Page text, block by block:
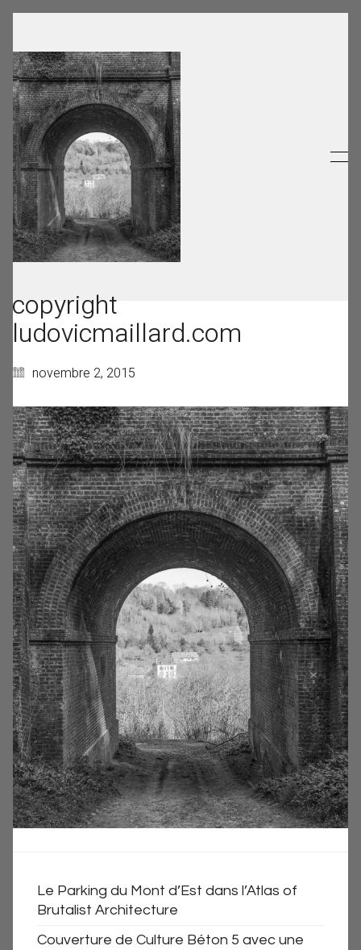
copyright
ludovicmaillard.com
novembre 2, 2015
Le Parking du Mont d’Est dans l’Atlas of
Brutalist Architecture
Couverture de Culture Béton 5 avec une